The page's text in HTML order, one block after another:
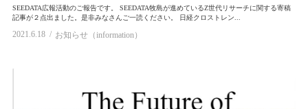
SEEDATA広報活動のご報告です。 SEEDATA牧島が進めているZ世代リサーチに関する寄稿
記事が２点出ました。是非みなさんご一読ください。 日経クロストレン...
2021.6.18 お知らせ（information）